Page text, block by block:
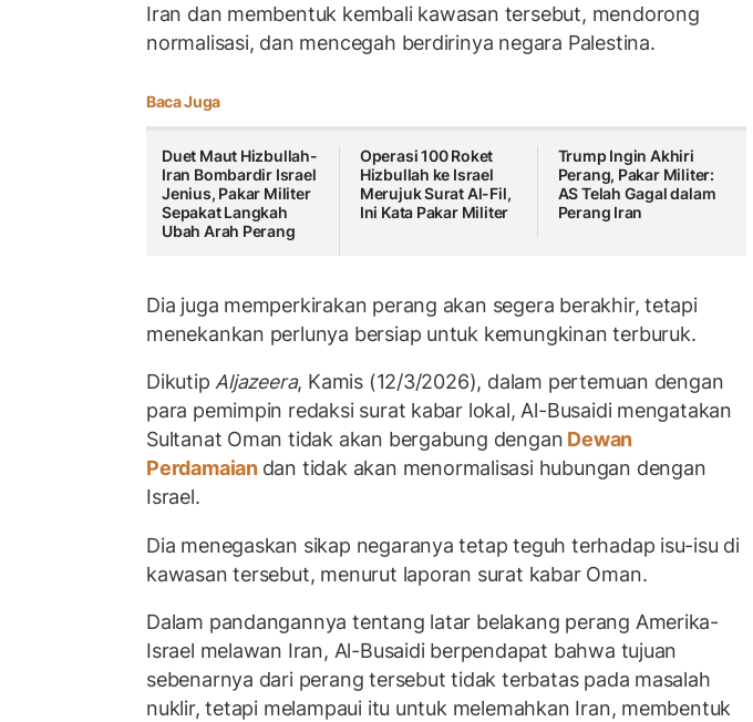
Iran dan membentuk kembali kawasan tersebut, mendorong
normalisasi, dan mencegah berdirinya negara Palestina.
Baca Juga
Duet Maut Hizbullah-
Iran Bombardir Israel
Jenius, Pakar Militer
Sepakat Langkah
Ubah Arah Perang
Operasi 100 Roket
Hizbullah ke Israel
Merujuk Surat Al-Fil,
Ini Kata Pakar Militer
Trump Ingin Akhiri
Perang, Pakar Militer:
AS Telah Gagal dalam
Perang Iran
Dia juga memperkirakan perang akan segera berakhir, tetapi
menekankan perlunya bersiap untuk kemungkinan terburuk.
Dikutip Aljazeera, Kamis (12/3/2026), dalam pertemuan dengan
para pemimpin redaksi surat kabar lokal, Al-Busaidi mengatakan
Sultanat Oman tidak akan bergabung dengan Dewan
Perdamaian dan tidak akan menormalisasi hubungan dengan
Israel.
Dia menegaskan sikap negaranya tetap teguh terhadap isu-isu di
kawasan tersebut, menurut laporan surat kabar Oman.
Dalam pandangannya tentang latar belakang perang Amerika-
Israel melawan Iran, Al-Busaidi berpendapat bahwa tujuan
sebenarnya dari perang tersebut tidak terbatas pada masalah
nuklir, tetapi melampaui itu untuk melemahkan Iran, membentuk